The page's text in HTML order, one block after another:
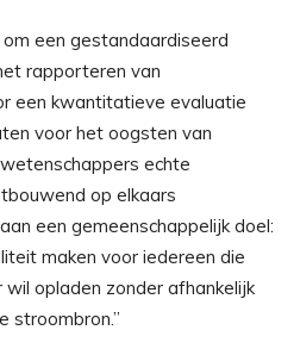
een ​​gestandaardiseerd
rapporteren van
een kwantitatieve evaluatie
voor het oogsten van
echte
op elkaars
een gemeenschappelijk doel:
maken voor iedereen die
opladen zonder afhankelijk
stroombron.”